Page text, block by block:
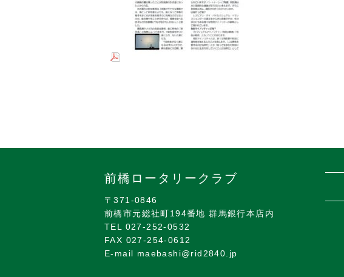
前橋ロータリークラブ
〒371-0846
前橋市元総社町194番地 群馬銀行本店内
TEL 027-252-0532
FAX 027-254-0612
E-mail maebashi@rid2840.jp